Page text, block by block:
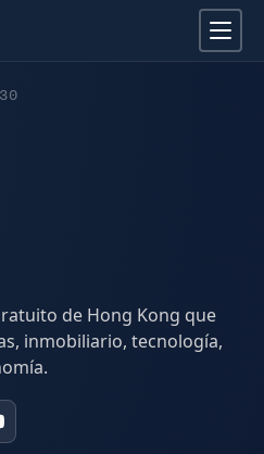
de Hong Kong que
inmobiliario, tecnología,